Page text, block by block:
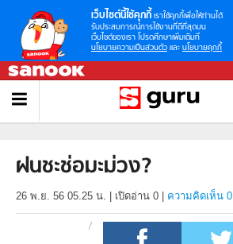
เว็บไซต์นี้ใช้คุกกี้ เราใช้คุกกี้เพื่อให้ท่านได้
รับประสบการณ์การใช้งานที่ดีที่สุดบน
เว็บไซต์ของเรา โปรดศึกษาเพิ่มเติมที่
นโยบายความเป็นส่วนตัว และ นโยบายคุกกี้
ฝนชะช่อมะม่วง?
26 พ.ย. 56 05.25 น. เปิดอ่าน 0 ความคิดเห็น 0